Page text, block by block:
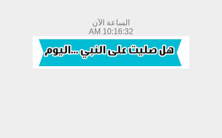
الساعة الآن
10:16:32 AM